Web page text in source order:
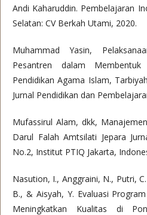
Andi Kaharuddin. Pembelajaran
Selatan: CV Berkah Utami, 2020.
Muhammad Yasin,
Pesantren dalam
Pendidikan Agama Islam,
Jurnal Pendidikan dan
Mufassirul Alam, dkk,
Darul Falah Amtsilati Jepara
No.2, Institut PTIQ Jakarta,
Nasution, I., Anggraini, N., Putri,
B., & Aisyah, Y. Evaluasi
Meningkatkan Kualitas di